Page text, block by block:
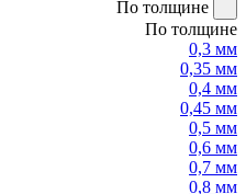
По толщине
По толщине
0,3 мм
0,35 мм
0,4 мм
0,45 мм
0,5 мм
0,6 мм
0,7 мм
0,8 мм